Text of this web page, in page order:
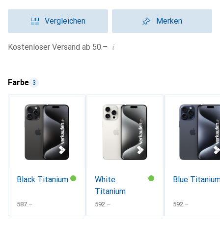
Vergleichen Merken
Kostenloser Versand ab 50.– i
Farbe 3
Black Titanium
CHF
587.–
White
Titanium
CHF
592.–
Blue
CHF
592.–